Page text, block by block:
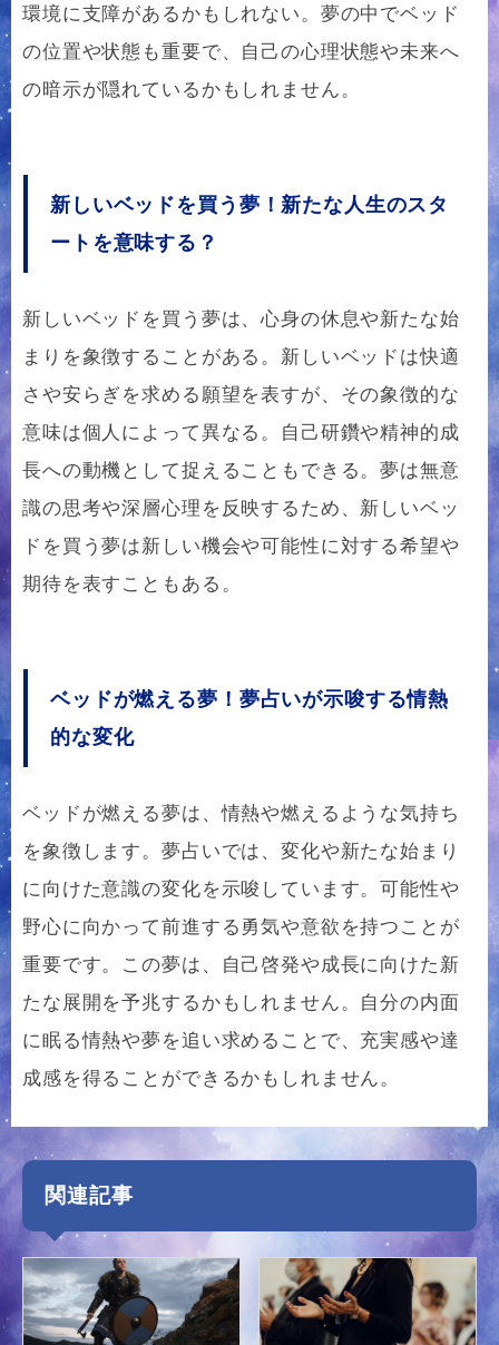
環境に支障があるかもしれない。夢の中でベッド
の位置や状態も重要で、自己の心理状態や未来へ
の暗示が隠れているかもしれません。
新しいベッドを買う夢！新たな人生のスタ
ートを意味する？
新しいベッドを買う夢は、心身の休息や新たな始
まりを象徴することがある。新しいベッドは快適
さや安らぎを求める願望を表すが、その象徴的な
意味は個人によって異なる。自己研鑽や精神的成
長への動機として捉えることもできる。夢は無意
識の思考や深層心理を反映するため、新しいベッ
ドを買う夢は新しい機会や可能性に対する希望や
期待を表すこともある。
ベッドが燃える夢！夢占いが示唆する情熱
的な変化
ベッドが燃える夢は、情熱や燃えるような気持ち
を象徴します。夢占いでは、変化や新たな始まり
に向けた意識の変化を示唆しています。可能性や
野心に向かって前進する勇気や意欲を持つことが
重要です。この夢は、自己啓発や成長に向けた新
たな展開を予兆するかもしれません。自分の内面
に眠る情熱や夢を追い求めることで、充実感や達
成感を得ることができるかもしれません。
関連記事